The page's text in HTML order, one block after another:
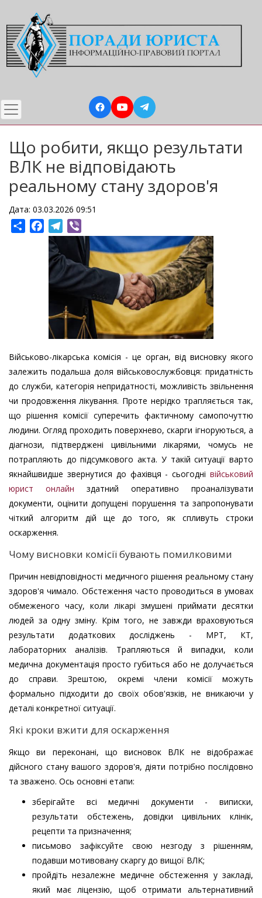
до
основного
вмісту
Що робити, якщо результати
ВЛК не відповідають
реальному стану здоров'я
Дата: 03.03.2026 09:51
ShareFacebookTelegram
Військово-лікарська комісія - це орган, від висновку якого
залежить подальша доля військовослужбовця: придатність
до служби, категорія непридатності, можливість звільнення
чи продовження лікування. Проте нерідко трапляється так,
що рішення комісії суперечить фактичному самопочуттю
людини. Огляд проходить поверхнево, скарги ігноруються, а
діагнози, підтверджені цивільними лікарями, чомусь не
потрапляють до підсумкового акта. У такій ситуації варто
якнайшвидше звернутися до фахівця - сьогодні військовий
юрист онлайн здатний оперативно проаналізувати
документи, оцінити допущені порушення та запропонувати
чіткий алгоритм дій ще до того, як спливуть строки
оскарження.
Чому висновки комісії бувають помилковими
Причин невідповідності медичного рішення реальному стану
здоров'я чимало. Обстеження часто проводиться в умовах
обмеженого часу, коли лікарі змушені приймати десятки
людей за одну зміну. Крім того, не завжди враховуються
результати додаткових досліджень - МРТ, КТ,
лабораторних аналізів. Трапляються й випадки, коли
медична документація просто губиться або не долучається
до справи. Зрештою, окремі члени комісії можуть
формально підходити до своїх обов'язків, не вникаючи у
деталі конкретної ситуації.
Які кроки вжити для оскарження
Якщо ви переконані, що висновок ВЛК не відображає
дійсного стану вашого здоров'я, діяти потрібно послідовно
та зважено. Ось основні етапи:
зберігайте всі медичні документи - виписки,
результати обстежень, довідки цивільних клінік,
рецепти та призначення;
письмово зафіксуйте свою незгоду з рішенням,
подавши мотивовану скаргу до вищої ВЛК;
пройдіть незалежне медичне обстеження у закладі,
який має ліцензію, щоб отримати альтернативний